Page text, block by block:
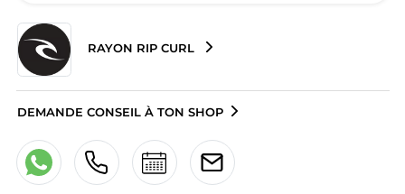
RAYON RIP CURL
DEMANDE CONSEIL À TON SHOP